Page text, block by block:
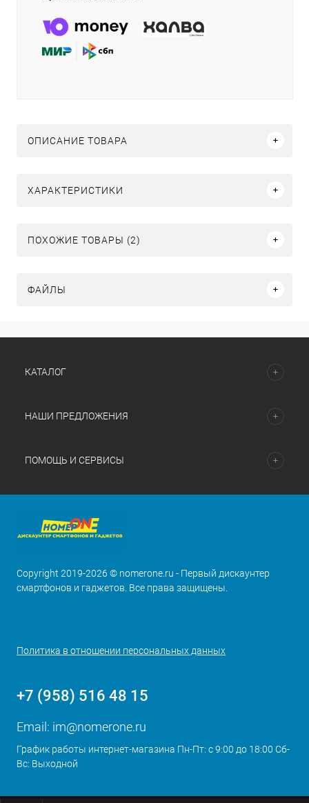
ОПИСАНИЕ ТОВАРА
ХАРАКТЕРИСТИКИ
ПОХОЖИЕ ТОВАРЫ (2)
ФАЙЛЫ
КАТАЛОГ
НАШИ ПРЕДЛОЖЕНИЯ
ПОМОЩЬ И СЕРВИСЫ
Copyright 2019-2026 © nomerone.ru - Первый дискаунтер
смартфонов и гаджетов. Все права защищены.
Политика в отношении персональных данных
+7 (958) 516 48 15
Email: im@nomerone.ru
График работы интернет-магазина Пн-Пт: с 9:00 до 18:00 Сб-
Вс: Выходной